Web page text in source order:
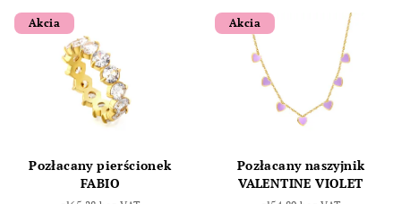
Akcia
Pozłacany pierścionek
FABIO
Akcia
Pozłacany naszyjnik
VALENTINE VIOLET